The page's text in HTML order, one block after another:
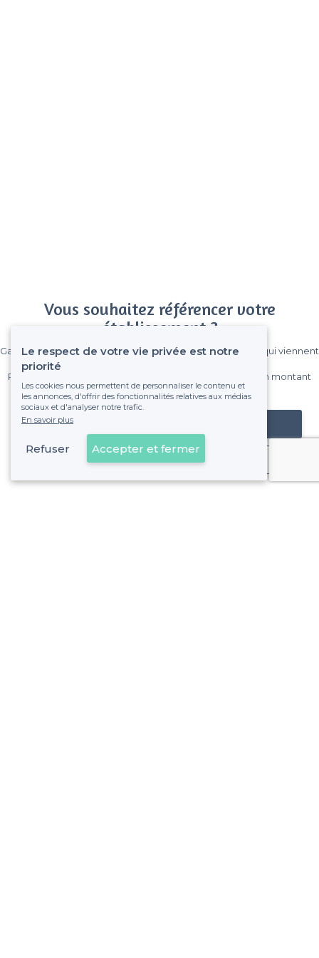
Vous souhaitez référencer votre
établissement ?
Gagnez de nombreux clients parmi le million de visiteurs qui viennent
Pas de commissions et sans engagement, vous payez un montant
fixe sans risque de voir déraper la facture.
Référencer mon établissement
Déjà client
Le respect de votre vie privée est notre
priorité
Les cookies nous permettent de personnaliser le contenu et
les annonces, d'offrir des fonctionnalités relatives aux médias
sociaux et d'analyser notre trafic.
En savoir plus
Refuser Accepter et fermer